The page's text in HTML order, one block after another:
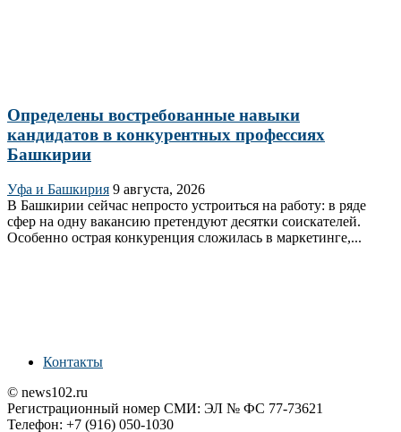
Определены востребованные навыки
кандидатов в конкурентных профессиях
Башкирии
Уфа и Башкирия 9 августа, 2026
В Башкирии сейчас непросто устроиться на работу: в ряде
сфер на одну вакансию претендуют десятки соискателей.
Особенно острая конкуренция сложилась в маркетинге,...
Контакты
© news102.ru
Регистрационный номер СМИ: ЭЛ № ФС 77-73621
Телефон: +7 (916) 050-1030